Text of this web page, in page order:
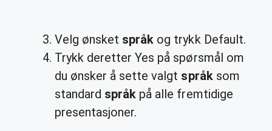
Velg ønsket språk og trykk Default.
Trykk deretter Yes på spørsmål om
du ønsker å sette valgt språksom
standard språk på alle fremtidige
presentasjoner.